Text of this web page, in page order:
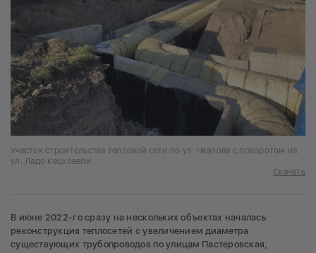
Участок строительства тепловой сети по ул. Чкалова с поворотом на
ул. Ладо Кецховели
Скачать
В июне 2022-го сразу на нескольких объектах началась
реконструкция теплосетей с увеличением диаметра
существующих трубопроводов по улицам Пастеровская,